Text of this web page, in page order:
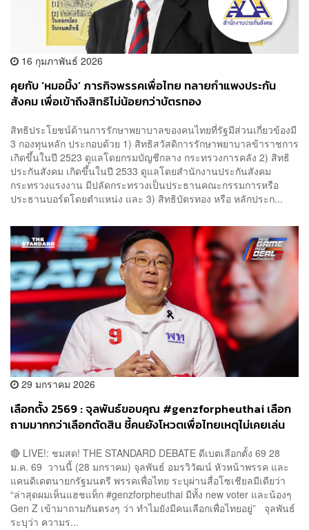
16 กุมภาพันธ์ 2026
คุยกับ ‘หมอมิ้ง’ ภารกิจพรรคเพื่อไทย ทลายกำแพงประกัน
สังคม เพื่อเข้าถึงสิทธิไม่น้อยกว่าบัตรทอง
สิทธิประโยชน์ด้านการรักษาพยาบาลของคนไทยที่รัฐมีส่วนเกี่ยวข้องมี
3 กองทุนหลัก ประกอบด้วย 1) สิทธิสวัสดิการรักษาพยาบาลข้าราชการ
เกิดขึ้นในปี 2523 ดูแลโดยกรมบัญชีกลาง กระทรวงการคลัง 2) สิทธิ
ประกันสังคม เกิดขึ้นในปี 2533 ดูแลโดยสำนักงานประกันสังคม
กระทรวงแรงงาน มีปลัดกระทรวงเป็นประธานคณะกรรมการหรือ
ประธานบอร์ดโดยตำแหน่ง และ 3) สิทธิบัตรทอง หรือ หลักประก...
29 มกราคม 2026
เลือกตั้ง 2569 : จุลพันธ์ขอบคุณ #genzforpheuthai เลือก
ถามมากกว่าเลือกตัดสิน ชี้คนยังโหวตเพื่อไทยเหตุไม่เคยเล่น
🔴 LIVE!: ชมสด! THE STANDARD DEBATE ดีเบตเลือกตั้ง 69 28
ม.ค. 69 ​ วานนี้ (28 มกราคม) จุลพันธ์ อมรวิวัฒน์ หัวหน้าพรรค และ
แคนดิเดตนายกรัฐมนตรี พรรคเพื่อไทย ระบุผ่านสื่อโซเชียลมีเดียว่า
“ล่าสุดผมเห็นแฮชแท็ก #genzforpheuthai มีทั้ง new voter และน้องๆ
Gen Z เข้ามาถามกันตรงๆ ว่า ทำไมยังมีคนเลือกเพื่อไทยอยู่” จุลพันธ์
ระบุว่า ความร...